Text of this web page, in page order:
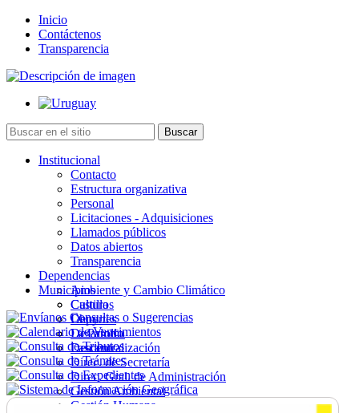
Inicio
Contáctenos
Transparencia
Institucional
Contacto
Estructura organizativa
Personal
Licitaciones - Adquisiciones
Llamados públicos
Datos abiertos
Transparencia
Dependencias
Ambiente y Cambio Climático
Cultura
Deportes
Desarrollo
Descentralización
Direc. de Secretaría
Direc. Gral. de Administración
Gestión Ambiental
Gestión Humana
Municipios
Castillos
Chuy
La Paloma
Lascano